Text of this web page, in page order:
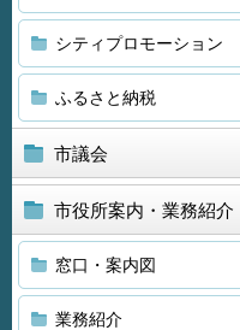
シティプロモーション
ふるさと納税
市議会
市役所案内・業務紹介
窓口・案内図
業務紹介